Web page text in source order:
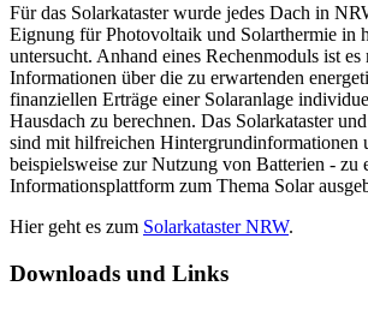
Für das Solarkataster wurde jedes Dach in
Eignung für Photovoltaik und Solarthermie in
untersucht. Anhand eines Rechenmoduls ist
Informationen über die zu erwartenden
finanziellen Erträge einer Solaranlage
Hausdach zu berechnen. Das Solarkataster
sind mit hilfreichen Hintergrundinformationen
beispielsweise zur Nutzung von Batterien - zu
Informationsplattform zum Thema Solar
Hier geht es zum Solarkataster NRW.
Downloads und Links